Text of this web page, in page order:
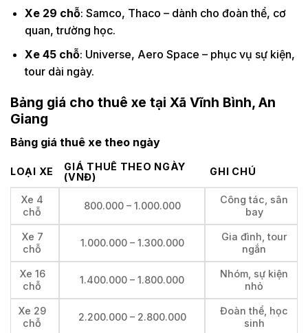
Xe 29 chỗ: Samco, Thaco – dành cho đoàn thể, cơ
quan, trường học.
Xe 45 chỗ: Universe, Aero Space – phục vụ sự kiện,
tour dài ngày.
Bảng giá cho thuê xe tại Xã Vĩnh Bình, An
Giang
Bảng giá thuê xe theo ngày
LOẠI XE
GIÁ THUÊ THEO NGÀY
(VNĐ)
GHI CHÚ
Xe 4
chỗ
800.000 – 1.000.000
Công tác, sân
bay
Xe 7
chỗ
1.000.000 – 1.300.000
Gia đình, tour
ngắn
Xe 16
chỗ
1.400.000 – 1.800.000
Nhóm, sự kiện
nhỏ
Xe 29
chỗ
2.200.000 – 2.800.000
Đoàn thể, học
sinh